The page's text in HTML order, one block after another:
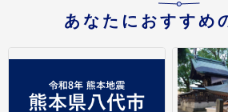
あなたにおすすめ